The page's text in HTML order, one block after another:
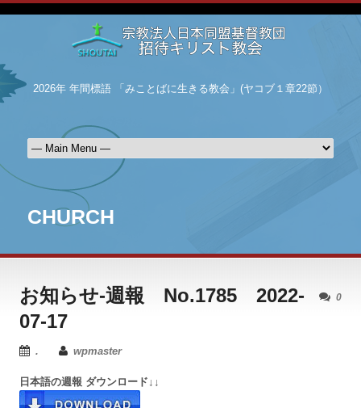
2026年 年間標語 「みことばに生きる教会」(ヤコブ１章22節）
CHURCH
0
お知らせ-週報 No.1785 2022-
07-17
. wpmaster
日本語の週報 ダウンロード↓↓